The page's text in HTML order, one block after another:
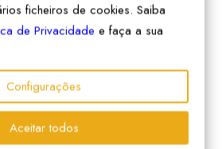
ficheiros de cookies. Saiba
de Privacidade e faça a sua
Configurações
Aceitar todos